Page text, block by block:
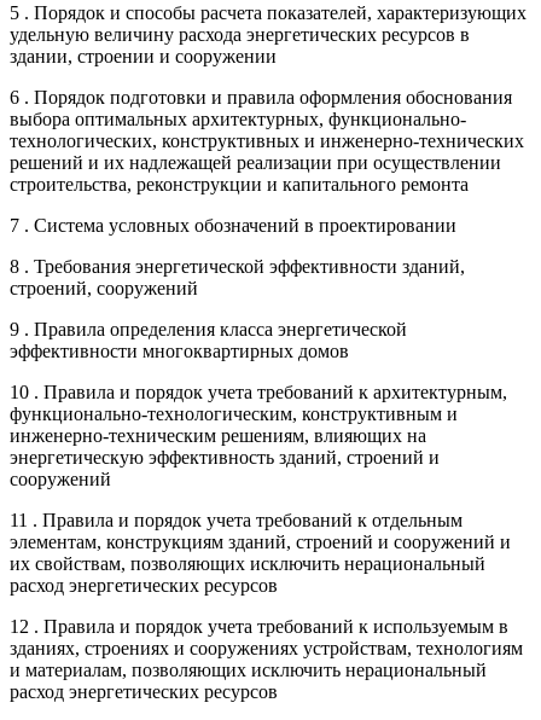
5 . Порядок и способы расчета показателей, характеризующих
удельную величину расхода энергетических ресурсов в
здании, строении и сооружении
6 . Порядок подготовки и правила оформления обоснования
выбора оптимальных архитектурных, функционально-
технологических, конструктивных и инженерно-технических
решений и их надлежащей реализации при осуществлении
строительства, реконструкции и капитального ремонта
7 . Система условных обозначений в проектировании
8 . Требования энергетической эффективности зданий,
строений, сооружений
9 . Правила определения класса энергетической
эффективности многоквартирных домов
10 . Правила и порядок учета требований к архитектурным,
функционально-технологическим, конструктивным и
инженерно-техническим решениям, влияющих на
энергетическую эффективность зданий, строений и
сооружений
11 . Правила и порядок учета требований к отдельным
элементам, конструкциям зданий, строений и сооружений и
их свойствам, позволяющих исключить нерациональный
расход энергетических ресурсов
12 . Правила и порядок учета требований к используемым в
зданиях, строениях и сооружениях устройствам, технологиям
и материалам, позволяющих исключить нерациональный
расход энергетических ресурсов